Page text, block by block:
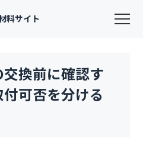
料サイト
換前に確認す
可否を分ける